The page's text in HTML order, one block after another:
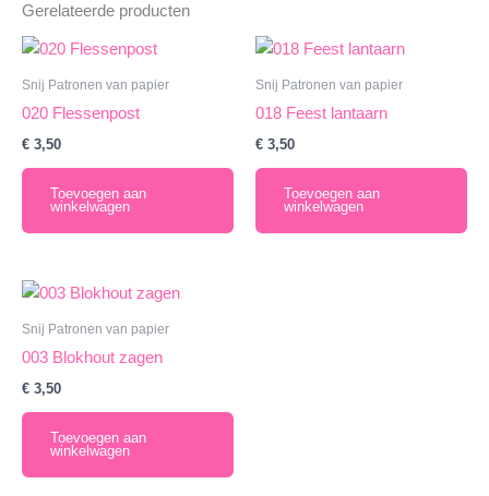
Gerelateerde producten
Snij Patronen van papier
020 Flessenpost
€ 3,50
Toevoegen aan
winkelwagen
Snij Patronen van papier
018 Feest lantaarn
€ 3,50
Toevoegen aan
winkelwagen
Snij Patronen van papier
003 Blokhout zagen
€ 3,50
Toevoegen aan
winkelwagen